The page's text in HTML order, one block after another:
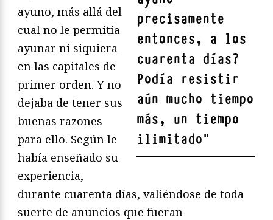
precisamente
entonces, a los
cuarenta días?
Podía resistir
aún mucho tiempo
más, un tiempo
ilimitado"
ayuno, más allá del
cual no le permitía
ayunar ni siquiera
en las capitales de
primer orden. Y no
dejaba de tener sus
buenas razones
para ello. Según le
había enseñado su
experiencia,
durante cuarenta días, valiéndose de toda
suerte de anuncios que fueran